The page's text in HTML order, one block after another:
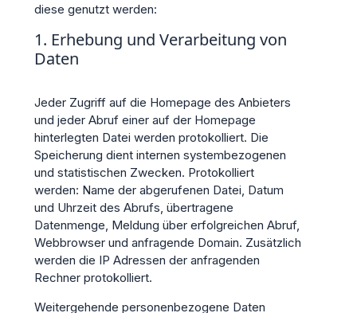
diese genutzt werden:
1. Erhebung und Verarbeitung von
Daten
Jeder Zugriff auf die Homepage des Anbieters
und jeder Abruf einer auf der Homepage
hinterlegten Datei werden protokolliert. Die
Speicherung dient internen systembezogenen
und statistischen Zwecken. Protokolliert
werden: Name der abgerufenen Datei, Datum
und Uhrzeit des Abrufs, übertragene
Datenmenge, Meldung über erfolgreichen Abruf,
Webbrowser und anfragende Domain. Zusätzlich
werden die IP Adressen der anfragenden
Rechner protokolliert.
Weitergehende personenbezogene Daten